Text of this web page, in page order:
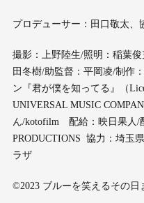
プロデューサー：田口敬太
撮影：上野陸生/照明：稲葉
田冬樹/助監督：平岡凌/制作
ン『君が僕を知ってる』（
UNIVERSAL MUSIC
ん/kotofilm 配給：映日果人/
PRODUCTIONS 協力：埼玉
ラザ
©2023 ブルーを笑えるその日